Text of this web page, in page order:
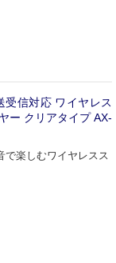
信対応 ワイヤレス
ー クリアタイプ AX-
で楽しむワイヤレスス